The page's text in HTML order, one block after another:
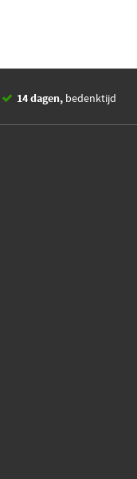
14 dagen, bedenktijd